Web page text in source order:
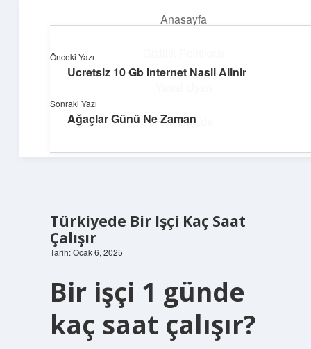
Anasayfa
Hakkımızda
Türkiyede Bir Işçi Kaç Saat
Çalışır
Tarih: Ocak 6, 2025
Bir işçi 1 günde
kaç saat çalışır?
Önceki Yazı
Ucretsiz 10 Gb Internet Nasil Alinir
Sonraki Yazı
Ağaçlar Günü Ne Zaman